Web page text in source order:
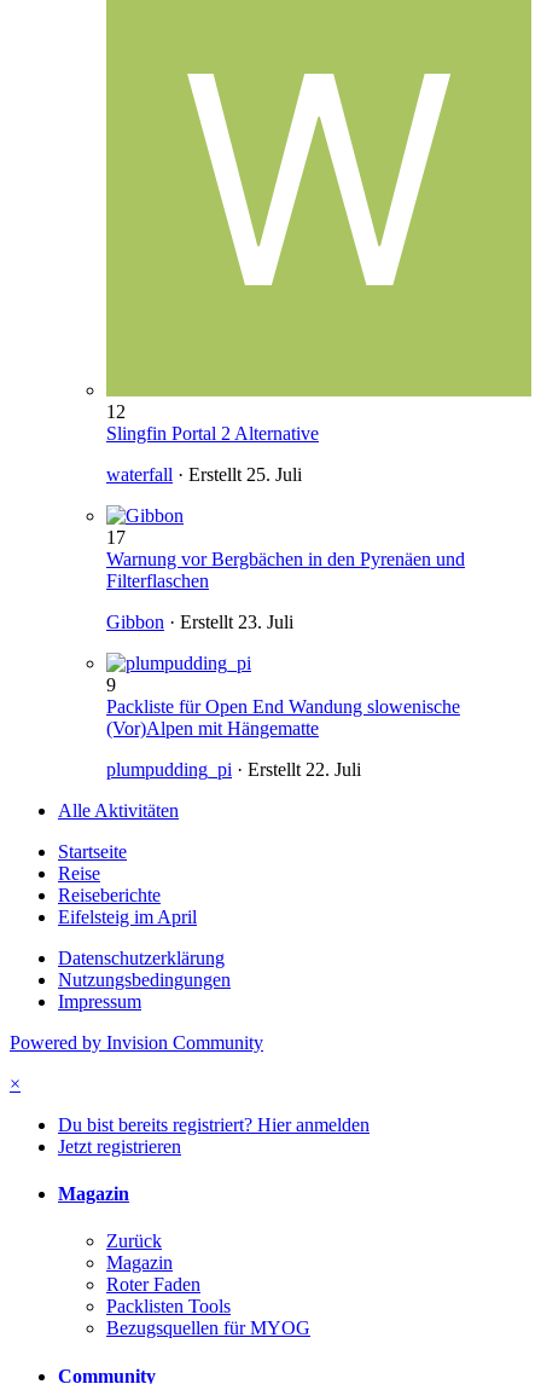
12
Slingfin Portal 2 Alternative
waterfall · Erstellt 25. Juli
17
Warnung vor Bergbächen in den Pyrenäen und
Filterflaschen
Gibbon · Erstellt 23. Juli
9
Packliste für Open End Wandung slowenische
(Vor)Alpen mit Hängematte
plumpudding_pi · Erstellt 22. Juli
Alle Aktivitäten
Startseite
Reise
Reiseberichte
Eifelsteig im April
Datenschutzerklärung
Nutzungsbedingungen
Impressum
Powered by Invision Community
×
Du bist bereits registriert? Hier anmelden
Jetzt registrieren
Magazin
Zurück
Magazin
Roter Faden
Packlisten Tools
Bezugsquellen für MYOG
Community